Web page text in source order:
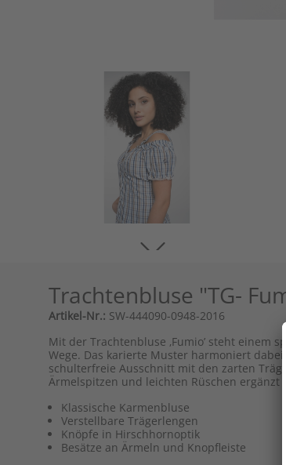
Trachtenbluse "TG-
Artikel-Nr.: SW-444090-0948-2016
Mit der Trachtenbluse ‚Fumio’ steht einem
Wege. Das karierte Muster harmoniert
schulterfreie Ausschnitt mit den zarten
Ärmelspitzen und leichten Rüschen
Klassische Karmenbluse
Verstellbare Trägerlengen
Knöpfe in Hirschhornoptik
Besätze an Ärmeln und Knopfleiste